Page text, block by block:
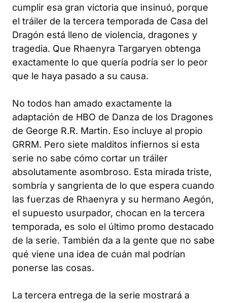
cumplir esa gran victoria que insinuó, porque
el tráiler de la tercera temporada de Casa del
Dragón está lleno de violencia, dragones y
tragedia. Que Rhaenyra Targaryen obtenga
exactamente lo que quería podría ser lo peor
que le haya pasado a su causa.
No todos han amado exactamente la
adaptación de HBO de Danza de los Dragones
de George R.R. Martin. Eso incluye al propio
GRRM. Pero siete malditos infiernos si esta
serie no sabe cómo cortar un tráiler
absolutamente asombroso. Esta mirada triste,
sombría y sangrienta de lo que espera cuando
las fuerzas de Rhaenyra y su hermano Aegón,
el supuesto usurpador, chocan en la tercera
temporada, es solo el último promo destacado
de la serie. También da a la gente que no sabe
qué viene una idea de cuán mal podrían
ponerse las cosas.
La tercera entrega de la serie mostrará a